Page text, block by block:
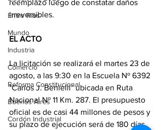
Entre Ríos
Mundo
Industria
Comercio
Reforma Constitucional
Buenos Aires
Cordón Industrial
reemplazo luego de constatar daños
irreversibles.
EL ACTO
La licitación se realizará el martes 23 de
agosto, a las 9:30 en la Escuela Nº 6392
"Carlos J. Benielli" ubicada en Ruta
Nacional Nº 11 Km. 287. El presupuesto
oficial es de casi 44 millones de pesos y
su plazo de ejecución será de 180 días.